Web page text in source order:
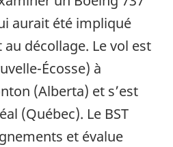
aurait été impliqué
décollage. Le vol est
Écosse) à
(Alberta) et s’est
(Québec). Le BST
et évalue